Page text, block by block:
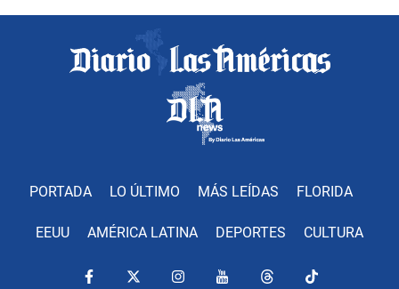
PORTADA LO ÚLTIMO MÁS LEÍDAS FLORIDA
EEUU AMÉRICA LATINA DEPORTES CULTURA